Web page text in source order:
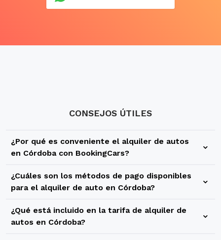
CONSEJOS ÚTILES
¿Por qué es conveniente el alquiler de autos
en Córdoba con BookingCars?
Porque en BookingCars tenemos una gran variedad de
ofertas y promociones para tu alquiler de autos en
en Córdoba que más se ajuste a tu presupuesto,
necesidades y preferencias de tu viaje. Disfrutá de nuestra
¿Cuáles son los métodos de pago disponibles
para el alquiler de auto en Córdoba?
En BookingCars te ofrecemos diversas formas de pago
para que tu alquiler de autos en Córdoba sea simple y
¿Qué está incluido en la tarifa de alquiler de
autos en Córdoba?